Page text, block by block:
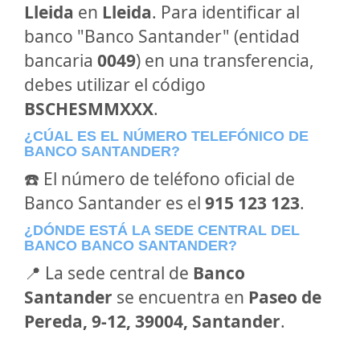
Lleida en Lleida. Para identificar al
banco "Banco Santander" (entidad
bancaria 0049) en una transferencia,
debes utilizar el código
BSCHESMMXXX.
¿CÚAL ES EL NÚMERO TELEFÓNICO DE
BANCO SANTANDER?
☎️ El número de teléfono oficial de
Banco Santander es el 915 123 123.
¿DÓNDE ESTÁ LA SEDE CENTRAL DEL
BANCO BANCO SANTANDER?
📍 La sede central de Banco
Santander se encuentra en Paseo de
Pereda, 9-12, 39004, Santander.